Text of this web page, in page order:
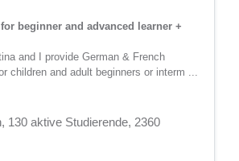
beginner and advanced learner +
and I provide German & French
children and adult beginners or interm ...
130 aktive Studierende, 2360